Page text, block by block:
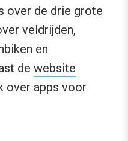
over de drie grote
veldrijden,
en
de website
over apps voor